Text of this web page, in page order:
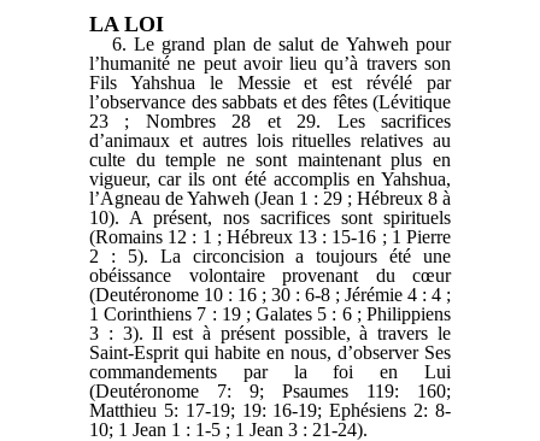
LA LOI
6. Le grand plan de salut de Yahweh pour
l’humanité ne peut avoir lieu qu’à travers son
Fils Yahshua le Messie et est révélé par
l’observance des sabbats et des fêtes (Lévitique
23 ; Nombres 28 et 29. Les sacrifices
d’animaux et autres lois rituelles relatives au
culte du temple ne sont maintenant plus en
vigueur, car ils ont été accomplis en Yahshua,
l’Agneau de Yahweh (Jean 1 : 29 ; Hébreux 8 à
10). A présent, nos sacrifices sont spirituels
(Romains 12 : 1 ; Hébreux 13 : 15-16 ; 1 Pierre
2 : 5). La circoncision a toujours été une
obéissance volontaire provenant du cœur
(Deutéronome 10 : 16 ; 30 : 6-8 ; Jérémie 4 : 4 ;
1 Corinthiens 7 : 19 ; Galates 5 : 6 ; Philippiens
3 : 3). Il est à présent possible, à travers le
Saint-Esprit qui habite en nous, d’observer Ses
commandements par la foi en Lui
(Deutéronome 7: 9; Psaumes 119: 160;
Matthieu 5: 17-19; 19: 16-19; Ephésiens 2: 8-
10; 1 Jean 1 : 1-5 ; 1 Jean 3 : 21-24).